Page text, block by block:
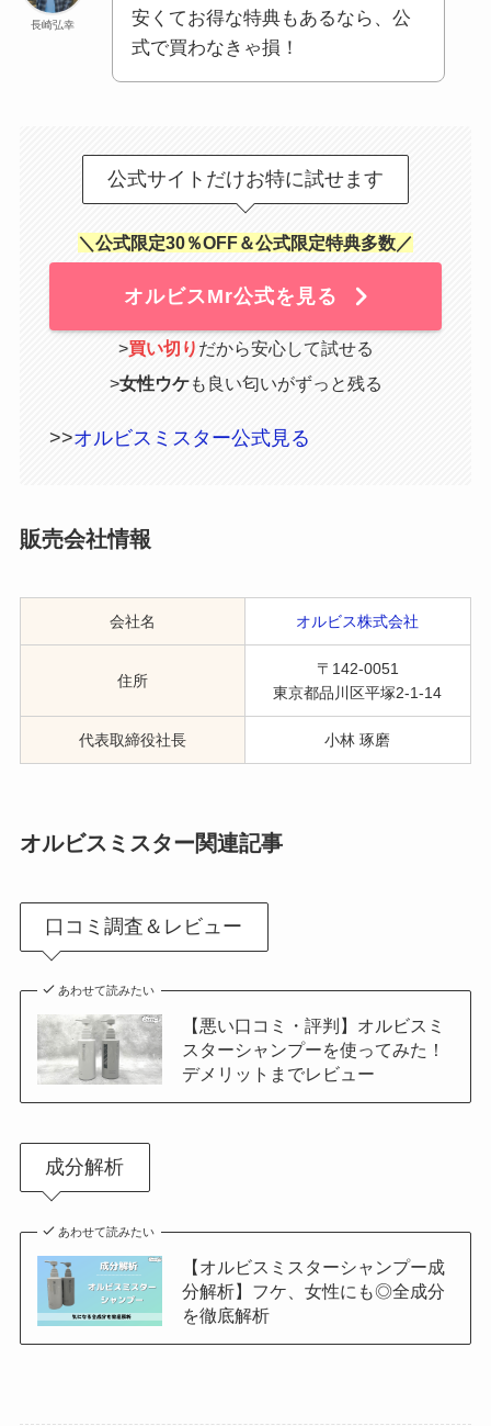
長崎弘幸
安くてお得な特典もあるなら、公
式で買わなきゃ損！
公式サイトだけお特に試せます
＼公式限定30％OFF＆公式限定特典多数／
オルビスMr公式を見る
>買い切り だから安心して試せる
>女性ウケも良い匂いがずっと残る
>>オルビスミスター公式見る
販売会社情報
会社名 オルビス株式会社
住所
〒142-0051
東京都品川区平塚2-1-14
代表取締役社長 小林 琢磨
オルビスミスター関連記事
口コミ調査＆レビュー
あわせて読みたい
【悪い口コミ・評判】オルビスミ
スターシャンプーを使ってみた！
デメリットまでレビュー
成分解析
あわせて読みたい
【オルビスミスターシャンプー成
分解析】フケ、女性にも◎全成分
を徹底解析